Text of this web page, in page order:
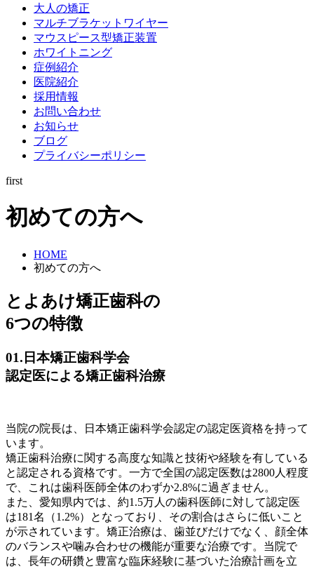
大人の矯正
マルチブラケットワイヤー
マウスピース型矯正装置
ホワイトニング
症例紹介
医院紹介
採用情報
お問い合わせ
お知らせ
ブログ
プライバシーポリシー
first
初めての方へ
HOME
初めての方へ
とよあけ矯正歯科の
6つの特徴
01. 日本矯正歯科学会
認定医による矯正歯科治療
当院の院長は、日本矯正歯科学会認定の認定医資格を持って
います。
矯正歯科治療に関する高度な知識と技術や経験を有している
と認定される資格です。一方で全国の認定医数は2800人程度
で、これは歯科医師全体のわずか2.8%に過ぎません。
また、愛知県内では、約1.5万人の歯科医師に対して認定医
は181名（1.2%）となっており、その割合はさらに低いこと
が示されています。矯正治療は、歯並びだけでなく、顔全体
のバランスや噛み合わせの機能が重要な治療です。当院で
は、長年の研鑽と豊富な臨床経験に基づいた治療計画を立